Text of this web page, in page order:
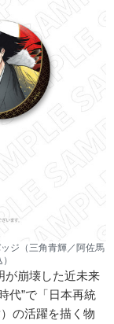
ジ（三角青輝／阿佐馬
が崩壊した近未来
代”で「日本再統
の活躍を描く物